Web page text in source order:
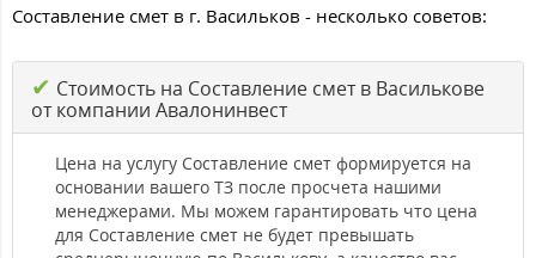
Составление смет в г. Васильков - несколько советов:
✔ Стоимость на Составление смет в Василькове
от компании Авалонинвест
Цена на услугу Составление смет формируется на
основании вашего ТЗ после просчета нашими
менеджерами. Мы можем гарантировать что цена
для Составление смет не будет превышать